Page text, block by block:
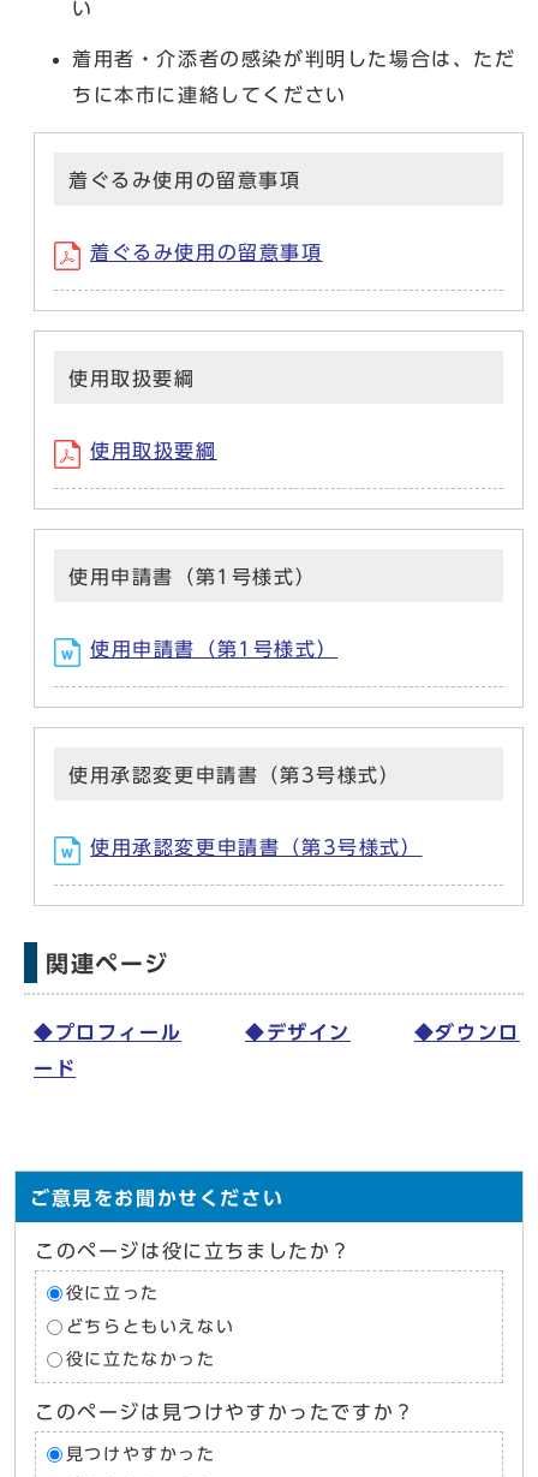
い
着用者・介添者の感染が判明した場合は、ただ
ちに本市に連絡してください
着ぐるみ使用の留意事項
着ぐるみ使用の留意事項
使用取扱要綱
使用取扱要綱
使用申請書（第1号様式）
使用申請書（第1号様式）
使用承認変更申請書（第3号様式）
使用承認変更申請書（第3号様式）
関連ページ
◆プロフィール ◆デザイン
◆ダウンロ
ード
ご意見をお聞かせください
このページは役に立ちましたか？
役に立った
どちらともいえない
役に立たなかった
このページは見つけやすかったですか？
見つけやすかった